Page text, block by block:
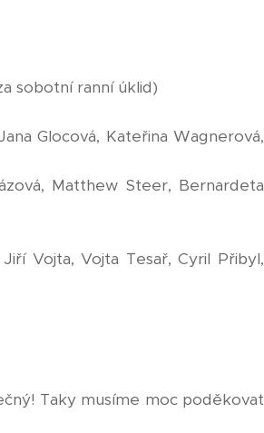
sobotní ranní úklid)
Glocová, Kateřina Wagnerová,
Matthew Steer, Bernardeta
Vojta, Vojta Tesař, Cyril Přibyl,
Taky musíme moc poděkovat